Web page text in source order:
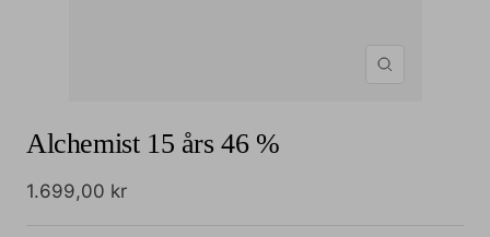
Zoom
Alchemist 15 års 46 %
Udsalgspris
1.699,00 kr